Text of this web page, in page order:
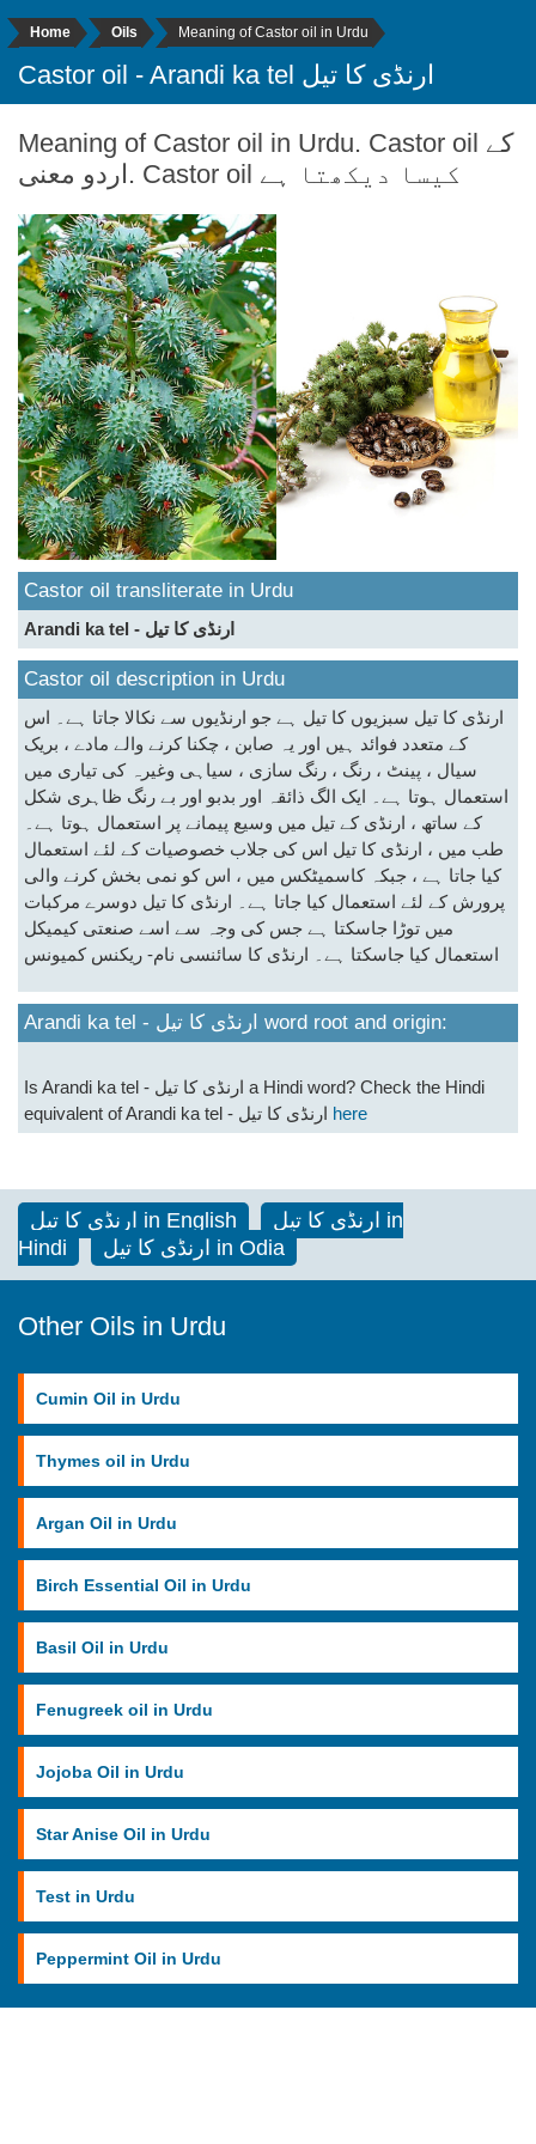
Home Oils Meaning of Castor oil in Urdu
Castor oil - Arandi ka tel ارنڈی کا تیل
Meaning of Castor oil in Urdu. Castor oil کے
اردو معنی. Castor oil کیسا دیکھتا ہے
Castor oil transliterate in Urdu
Arandi ka tel - ارنڈی کا تیل
Castor oil description in Urdu
ارنڈی کا تیل سبزیوں کا تیل ہے جو ارنڈیوں سے نکالا جاتا ہے۔ اس
کے متعدد فوائد ہیں اور یہ صابن ، چکنا کرنے والے مادے ، بریک
سیال ، پینٹ ، رنگ ، رنگ سازی ، سیاہی وغیرہ کی تیاری میں
استعمال ہوتا ہے۔ ایک الگ ذائقہ اور بدبو اور بے رنگ ظاہری شکل
کے ساتھ ، ارنڈی کے تیل میں وسیع پیمانے پر استعمال ہوتا ہے۔
طب میں ، ارنڈی کا تیل اس کی جلاب خصوصیات کے لئے استعمال
کیا جاتا ہے ، جبکہ کاسمیٹکس میں ، اس کو نمی بخش کرنے والی
پرورش کے لئے استعمال کیا جاتا ہے۔ ارنڈی کا تیل دوسرے مرکبات
میں توڑا جاسکتا ہے جس کی وجہ سے اسے صنعتی کیمیکل
استعمال کیا جاسکتا ہے۔ ارنڈی کا سائنسی نام- ریکنس کمیونس
Arandi ka tel - ارنڈی کا تیل word root and origin:
Is Arandi ka tel - ارنڈی کا تیل a Hindi word? Check the Hindi
here
ارنڈی کا تیل in English
ارنڈی کا تیل in
Hindi
ارنڈی کا تیل in Odia
Other Oils in Urdu
Cumin Oil in Urdu
Thymes oil in Urdu
Argan Oil in Urdu
Birch Essential Oil in Urdu
Basil Oil in Urdu
Fenugreek oil in Urdu
Jojoba Oil in Urdu
Star Anise Oil in Urdu
Test in Urdu
Peppermint Oil in Urdu